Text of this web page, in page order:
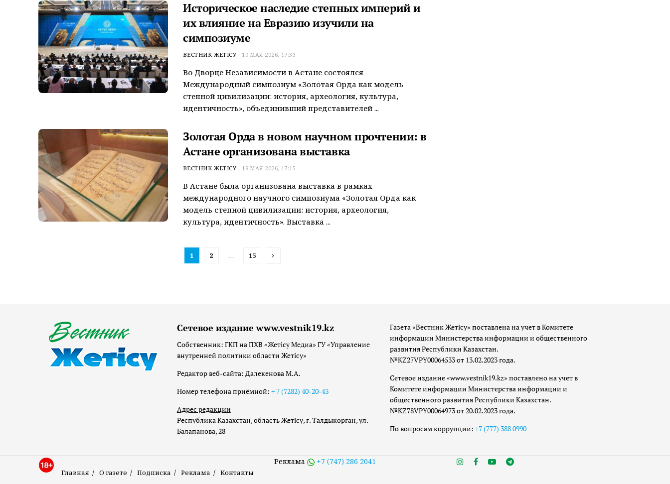
Историческое наследие степных империй и
их влияние на Евразию изучили на
симпозиуме
ВЕСТНИК ЖЕТІСУ 19 МАЯ 2026, 17:33
Во Дворце Независимости в Астане состоялся
Международный симпозиум «Золотая Орда как модель
степной цивилизации: история, археология, культура,
идентичность», объединивший представителей ...
Золотая Орда в новом научном прочтении: в
Астане организована выставка
ВЕСТНИК ЖЕТІСУ 19 МАЯ 2026, 17:15
В Астане была организована выставка в рамках
международного научного симпозиума «Золотая Орда как
модель степной цивилизации: история, археология,
культура, идентичность». Выставка ...
1 2 … 15
Сетевое издание www.vestnik19.kz
Собственник: ГКП на ПХВ «Жетісу Медиа» ГУ «Управление
внутренней политики области Жетісу»
Редактор веб-сайта: Далекенова М.А.
Номер телефона приёмной: + 7 (7282) 40-20-43
Адрес редакции
Республика Казахстан, область Жетісу, г. Талдыкорган, ул.
Балапанова, 28
Газета «Вестник Жетісу» поставлена на учет в Комитете
информации Министерства информации и общественного
развития Республики Казахстан.
№KZ27VPY00064533 от 13.02.2023 года.
Сетевое издание «www.vestnik19.kz» поставлено на учет в
Комитете информации Министерства информации и
общественного развития Республики Казахстан.
№KZ78VPY00064973 от 20.02.2023 года.
По вопросам коррупции: +7 (777) 388 0990
Главная О газете Подписка Реклама Контакты
Реклама +7 (747) 286 2041